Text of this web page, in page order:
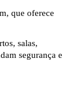
que oferece
salas,
segurança e